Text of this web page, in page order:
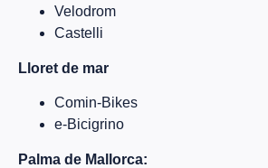
Velodrom
Castelli
Lloret de mar
Comin-Bikes
e-Bicigrino
Palma de Mallorca: